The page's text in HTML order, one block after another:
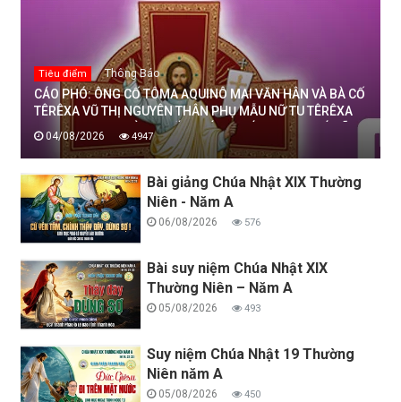
Tiêu điểm Thông Báo
CÁO PHÓ: ÔNG CỐ TÔMA AQUINÔ MAI VĂN HÂN VÀ BÀ CỐ
TÊRÊXA VŨ THỊ NGUYÊN THÂN PHỤ MẪU NỮ TU TÊRÊXA
MAI THỊ THỊNH, DÒNG MẾN THÁNH GIÁ THANH HOÁ ĐÃ
AN NGHỈ TRONG CHÚA, NGÀY 04/08/2026
04/08/2026 4947
Bài giảng Chúa Nhật XIX Thường
Niên - Năm A
06/08/2026 576
Bài suy niệm Chúa Nhật XIX
Thường Niên – Năm A
05/08/2026 493
Suy niệm Chúa Nhật 19 Thường
Niên năm A
05/08/2026 450